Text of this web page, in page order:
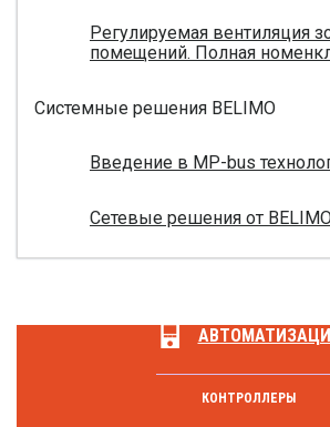
Регулируемая вентиляция
помещений. Полная
Системные решения BELIMO
Введение в MP-bus
Сетевые решения от
КОНТРОЛЛЕРЫ